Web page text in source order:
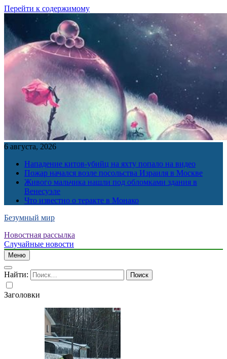
Перейти к содержимому
6 августа, 2026
Нападение китов-убийц на яхту попало на видео
Пожар начался возле посольства Израиля в Москве
Живого мальчика нашли под обломками здания в
Венесуэле
Что известно о теракте в Монако
Безумный мир
Новостная рассылка
Случайные новости
Меню
Найти:
Заголовки